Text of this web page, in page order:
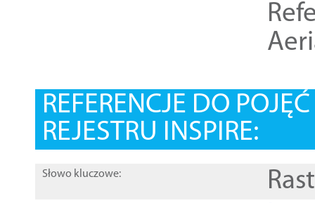
REFERENCJE DO
REJESTRU INSPIRE:
Słowo kluczowe: